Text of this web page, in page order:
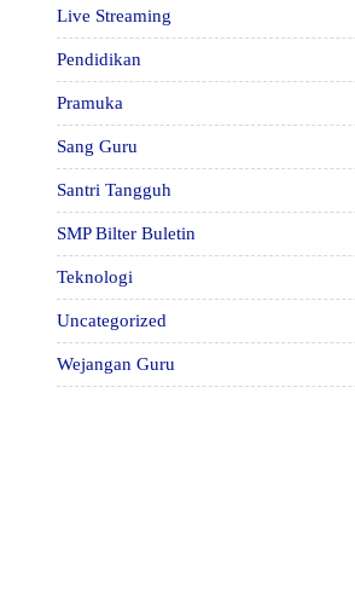
Live Streaming
Pendidikan
Pramuka
Sang Guru
Santri Tangguh
SMP Bilter Buletin
Teknologi
Uncategorized
Wejangan Guru